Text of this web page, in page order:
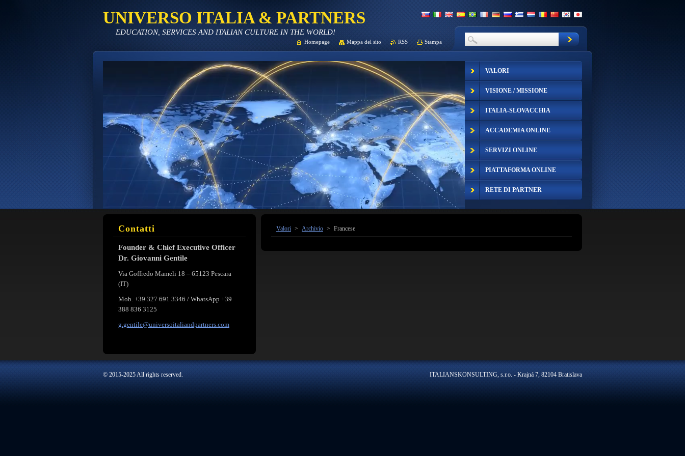
UNIVERSO ITALIA & PARTNERS
EDUCATION, SERVICES AND ITALIAN CULTURE IN THE WORLD!
Valori > Archivio > Francese
Contatti
Founder & Chief Executive Officer
Dr. Giovanni Gentile
Via Goffredo Mameli 18 – 65123 Pescara
(IT)
Mob. +39 327 691 3346 / WhatsApp +39
388 836 3125
g.gentile@universoitaliandpartners.com
VALORI
VISIONE / MISSIONE
ITALIA-SLOVACCHIA
ACCADEMIA ONLINE
SERVIZI ONLINE
PIATTAFORMA ONLINE
RETE DI PARTNER
Homepage Mappa del sito RSS Stampa
© 2015-2025 All rights reserved. ITALIANSKONSULTING, s.r.o. - Krajná 7, 82104 Bratislava